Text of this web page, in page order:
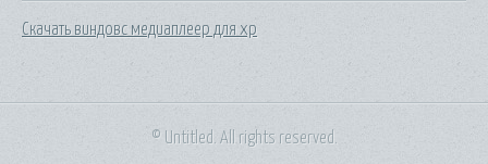
Скачать виндовс медиаплеер для хр
© Untitled. All rights reserved.